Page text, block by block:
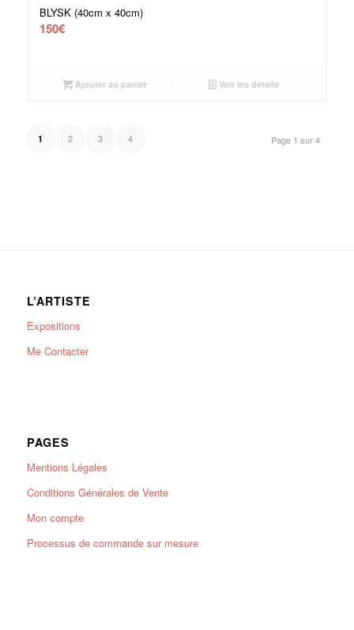
BLYSK (40cm x 40cm)
150€
Ajouter au panier Voir les détails
Page 1 sur 4
1 2 3 4
L’ARTISTE
Expositions
Me Contacter
PAGES
Mentions Légales
Conditions Générales de Vente
Mon compte
Processus de commande sur mesure